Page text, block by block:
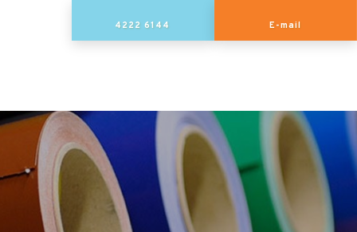
4222 6144 E-mail